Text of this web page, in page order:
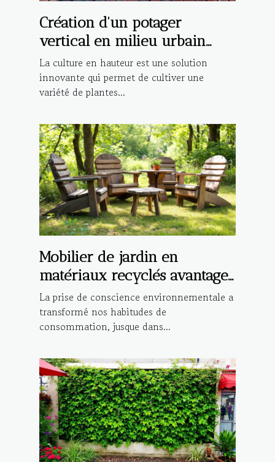
Création d'un potager
vertical en milieu urbain
sélection de plantations et
conseils d'agencement pour
petits espaces
La culture en hauteur est une solution
innovante qui permet de cultiver une
variété de plantes...
Mobilier de jardin en
matériaux recyclés avantages
et sélection
La prise de conscience environnementale a
transformé nos habitudes de
consommation, jusque dans...